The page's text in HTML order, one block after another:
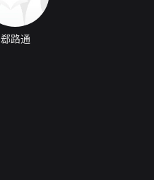
郄路通